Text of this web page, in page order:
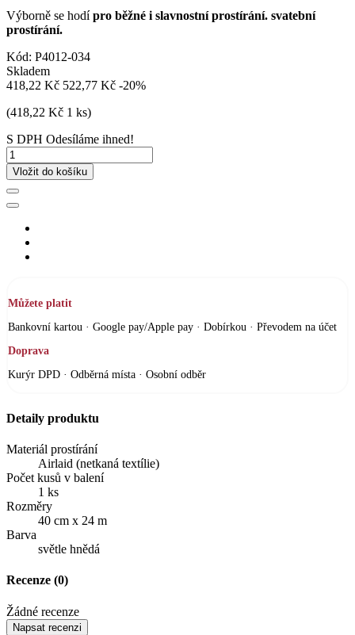
Výborně se hodípro běžné i slavnostní prostírání. svatební
prostírání.
Kód: P4012-034
Skladem
418,22 Kč 522,77 Kč -20%
(418,22 Kč 1 ks)
S DPH Odesíláme ihned!
Vložit do košíku
Můžete platit
Bankovní kartou · Google pay/Apple pay · Dobírkou · Převodem na účet
Doprava
Kurýr DPD · Odběrná místa · Osobní odběr
Detaily produktu
Materiál prostírání
Airlaid (netkaná textílie)
Počet kusů v balení
1 ks
Rozměry
40 cm x 24 m
Barva
světle hnědá
Recenze (0)
Žádné recenze
Napsat recenzi